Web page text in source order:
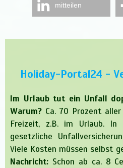
mitteilen
Holiday-Portal24 -
Im Urlaub tut ein Unfall
Warum? Ca. 70 Prozent
Freizeit, z.B. im Urlaub.
gesetzliche
Viele Kosten müssen selbst
Nachricht: Schon ab ca. 8